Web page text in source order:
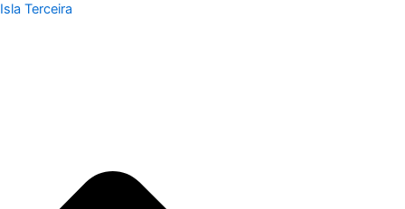
Isla Terceira